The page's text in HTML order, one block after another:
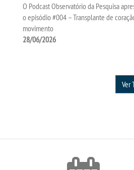
O Podcast Observatório da Pesquisa
o episódio #004 – Transplante de
movimento
28/06/2026